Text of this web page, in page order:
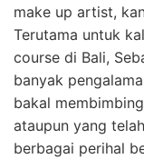
make up artist,
Terutama untuk
course di Bali,
banyak
bakal
ataupun yang
berbagai perihal